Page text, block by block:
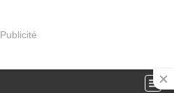
Publicité